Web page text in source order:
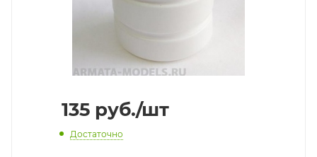
135 руб./шт
Достаточно